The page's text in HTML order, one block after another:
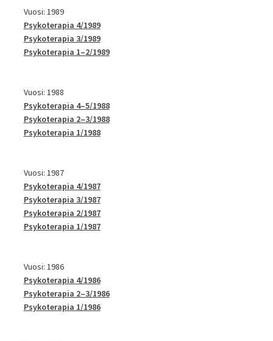
Vuosi: 1989
Psykoterapia 4/1989
Psykoterapia 3/1989
Psykoterapia 1–2/1989
Vuosi: 1988
Psykoterapia 4–5/1988
Psykoterapia 2–3/1988
Psykoterapia 1/1988
Vuosi: 1987
Psykoterapia 4/1987
Psykoterapia 3/1987
Psykoterapia 2/1987
Psykoterapia 1/1987
Vuosi: 1986
Psykoterapia 4/1986
Psykoterapia 2–3/1986
Psykoterapia 1/1986